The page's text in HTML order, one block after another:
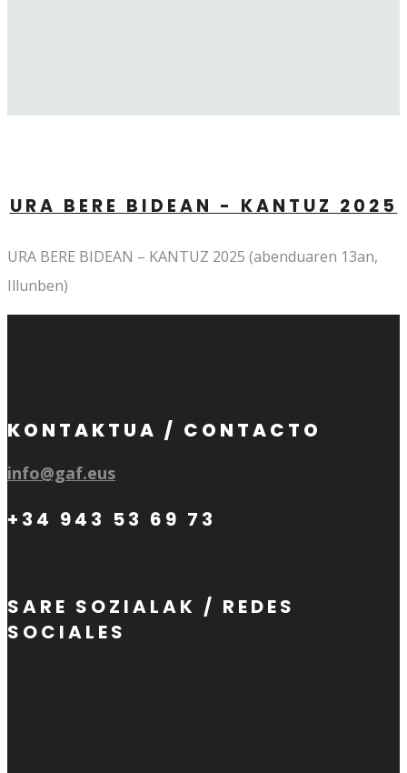
URA BERE BIDEAN - KANTUZ 2025
URA BERE BIDEAN – KANTUZ 2025 (abenduaren 13an,
Illunben)
KONTAKTUA / CONTACTO
info@gaf.eus
+34 943 53 69 73
SARE SOZIALAK / REDES
SOCIALES